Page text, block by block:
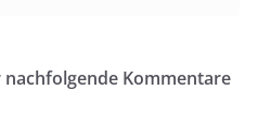
Kommentare